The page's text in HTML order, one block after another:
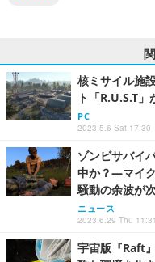
核ミサイル施
ト「R.U.S.T」
PC
2023.5.6 Sat 17:30
ゾンビサバイ
中か？―マイ
騒動の余波が
ニュース
2023.6.29 Thu 11:31
宇宙版『Raft